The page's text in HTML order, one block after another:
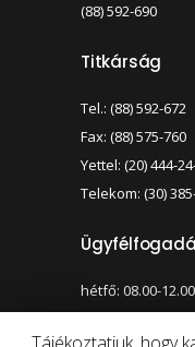
(88) 592-690
Titkárság
Tel.: (88) 592-672
Fax: (88) 575-760
Yettel: (20) 444-
Telekom: (30)
hétfő: 08.00-
szerda: 08.00-